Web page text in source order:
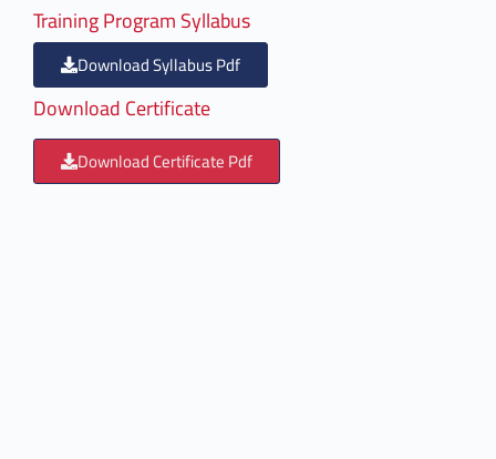
Training Program Syllabus
Download Syllabus Pdf
Download Certificate
Download Certificate Pdf